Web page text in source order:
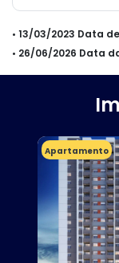
• 13/03/2023 Data
• 26/06/2026 Data
Apartamento